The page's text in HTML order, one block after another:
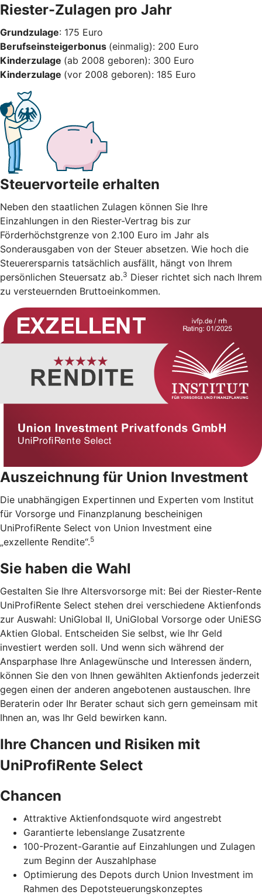
Riester-Zulagen pro Jahr
Grundzulage: 175 Euro
Berufseinsteigerbonus (einmalig): 200 Euro
Kinderzulage (ab 2008 geboren): 300 Euro
Kinderzulage (vor 2008 geboren): 185 Euro
Steuervorteile erhalten
Neben den staatlichen Zulagen können Sie Ihre
Einzahlungen in den Riester-Vertrag bis zur
Förderhöchstgrenze von 2.100 Euro im Jahr als
Sonderausgaben von der Steuer absetzen. Wie hoch die
Steuerersparnis tatsächlich ausfällt, hängt von Ihrem
persönlichen Steuersatz ab.3 Dieser richtet sich nach Ihrem
zu versteuernden Bruttoeinkommen.
Auszeichnung für Union Investment
Die unabhängigen Expertinnen und Experten vom Institut
für Vorsorge und Finanzplanung bescheinigen
UniProfiRente Select von Union Investment eine
„exzellente Rendite“.5
Sie haben die Wahl
Gestalten Sie Ihre Altersvorsorge mit: Bei der Riester-Rente
UniProfiRente Select stehen drei verschiedene Aktienfonds
zur Auswahl: UniGlobal II, UniGlobal Vorsorge oder UniESG
Aktien Global. Entscheiden Sie selbst, wie Ihr Geld
investiert werden soll. Und wenn sich während der
Ansparphase Ihre Anlagewünsche und Interessen ändern,
können Sie den von Ihnen gewählten Aktienfonds jederzeit
gegen einen der anderen angebotenen austauschen. Ihre
Beraterin oder Ihr Berater schaut sich gern gemeinsam mit
Ihnen an, was Ihr Geld bewirken kann.
Ihre Chancen und Risiken mit
UniProfiRente Select
Chancen
Attraktive Aktienfondsquote wird angestrebt
Garantierte lebenslange Zusatzrente
100-Prozent-Garantie auf Einzahlungen und Zulagen
zum Beginn der Auszahlphase
Optimierung des Depots durch Union Investment im
Rahmen des Depotsteuerungskonzeptes